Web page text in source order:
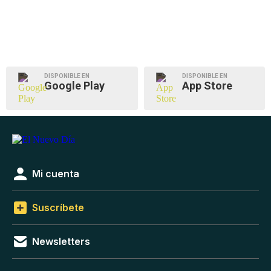
DISPONIBLE EN
Google Play
DISPONIBLE EN
App Store
Mi cuenta
Suscríbete
Newsletters